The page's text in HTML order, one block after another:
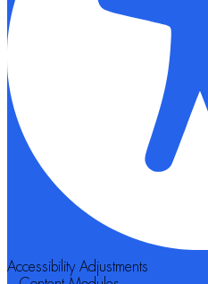
Accessibility Adjustments